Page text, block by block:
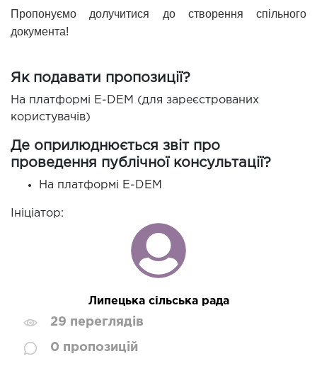
Пропонуємо долучитися до створення спільного
документа!
Як подавати пропозиції?
На платформі E-DEM (для зареєстрованих
користувачів)
Де оприлюднюється звіт про
проведення публічної консультації?
На платформі E-DEM
Ініціатор:
Липецька сільська рада
29 переглядів
0 пропозицій